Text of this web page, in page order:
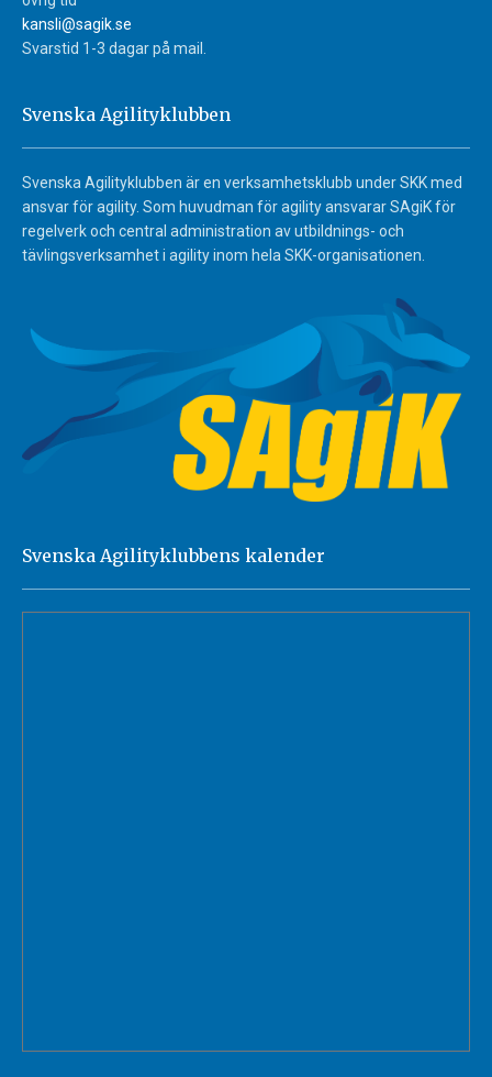
kansli@sagik.se
Svarstid 1-3 dagar på mail.
Svenska Agilityklubben
Svenska Agilityklubben är en verksamhetsklubb under SKK med
ansvar för agility. Som huvudman för agility ansvarar SAgiK för
regelverk och central administration av utbildnings- och
tävlingsverksamhet i agility inom hela SKK-organisationen.
Svenska Agilityklubbens kalender